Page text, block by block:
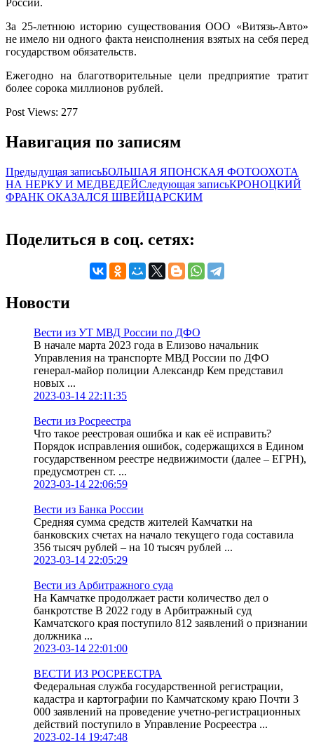
За 25-летнюю историю существования ООО «Витязь-Авто»
не имело ни одного факта неисполнения взятых на себя перед
государством обязательств.
Ежегодно на благотворительные цели предприятие тратит
более сорока миллионов рублей.
Post Views: 277
Навигация по записям
Предыдущая записьБОЛЬШАЯ ЯПОНСКАЯ ФОТООХОТА
НА НЕРКУ И МЕДВЕДЕЙСледующая записьКРОНОЦКИЙ
ФРАНК ОКАЗАЛСЯ ШВЕЙЦАРСКИМ
Поделиться в соц. сетях:
Новости
Вести из УТ МВД России по ДФО
В начале марта 2023 года в Елизово начальник
Управления на транспорте МВД России по ДФО
генерал-майор полиции Александр Кем представил
новых ...
2023-03-14 22:11:35
Вести из Росреестра
Что такое реестровая ошибка и как её исправить?
Порядок исправления ошибок, содержащихся в Едином
государственном реестре недвижимости (далее – ЕГРН),
предусмотрен ст. ...
2023-03-14 22:06:59
Вести из Банка России
Средняя сумма средств жителей Камчатки на
банковских счетах на начало текущего года составила
356 тысяч рублей – на 10 тысяч рублей ...
2023-03-14 22:05:29
Вести из Арбитражного суда
На Камчатке продолжает расти количество дел о
банкротстве В 2022 году в Арбитражный суд
Камчатского края поступило 812 заявлений о признании
должника ...
2023-03-14 22:01:00
ВЕСТИ ИЗ РОСРЕЕСТРА
Федеральная служба государственной регистрации,
кадастра и картографии по Камчатскому краю Почти 3
000 заявлений на проведение учетно-регистрационных
действий поступило в Управление Росреестра ...
2023-02-14 19:47:48